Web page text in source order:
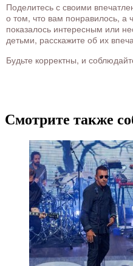
Поделитесь с своими
о том, что вам понравилось, а
показалось интересным или
детьми, расскажите об их
Будьте корректны, и
Смотрите также